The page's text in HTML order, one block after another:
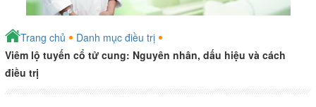
Trang chủ
Danh mục điều trị
Viêm lộ tuyến cổ tử cung: Nguyên nhân, dấu hiệu và cách
điều trị